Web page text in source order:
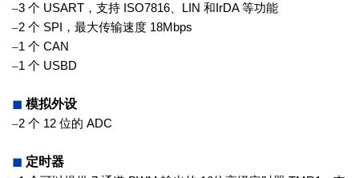
–3 个 USART ，支持 ISO7816 LIN 和 IrDA等功能
–2 个 SPI ，最大传输速度 18Mbps
–1 个 CAN
–1 个 USBD
◼ 模拟外设
–2 个 12 位的 ADC
◼ 定时器